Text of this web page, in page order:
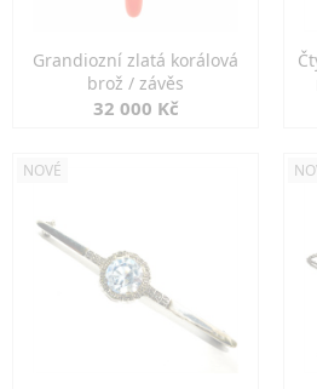
Grandiozní zlatá korálová
brož / závěs
32 000 Kč
NOVÉ